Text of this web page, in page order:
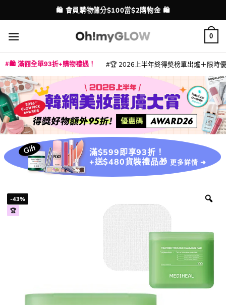
to
content
配送港澳
💳 支援消費券、FPS、八達通、PAYME、信用卡付款
0
🛍️ 滿額全單93折+購物禮遇！ 🏆 2026上半年終得奬榜單出爐＋限時
滿$599即享93折！
+送$480貨裝禮品🎁 更多詳情 ➜
-43%
🏆